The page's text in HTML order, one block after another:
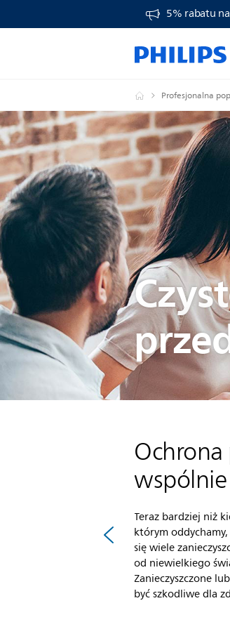
5% rabatu
Profesjonalna
Teraz bardziej niż
którym
się wiele
od niewielkiego
Zanieczyszczone
być szkodliwe dla